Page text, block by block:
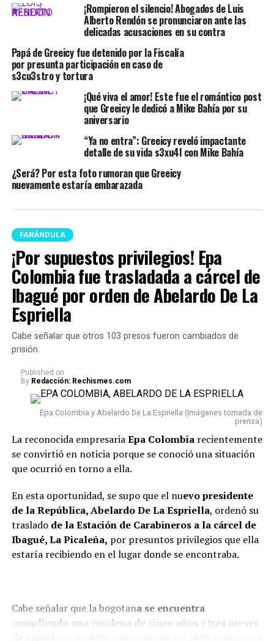
¡Rompieron el silencio! Abogados de Luis
Alberto Rendón se pronunciaron ante las
delicadas acusaciones en su contra
Papá de Greeicy fue detenido por la Fiscalía
por presunta participación en caso de
s3cu3stro y tortura
¡Qué viva el amor! Este fue el romántico post
que Greeicy le dedicó a Mike Bahía por su
aniversario
“Ya no entra”: Greeicy reveló impactante
detalle de su vida s3xu4l con Mike Bahía
¿Será? Por esta foto rumoran que Greeicy
nuevamente estaría embarazada
FARÁNDULA
¡Por supuestos privilegios! Epa
Colombia fue trasladada a cárcel de
Ibagué por orden de Abelardo De La
Espriella
Cabe señalar que otros 103 presos fueron cambiados de
prisión.
Published on
By Redacción: Rechismes.com
Epa Colombia y Abelardo De La Espriella (Imágenes tomada de
prensa)
La reconocida empresariaEpa Colombiarecientemente
se convirtió en noticia porque se conoció una situación
que ocurrió en torno a ella.
En esta oportunidad, se supo que el nuevo presidente
de la República, Abelardo De La Espriella, ordenó su
traslado de la Estación de Carabineros a la cárcel de
Ibagué, La Picaleña, por presuntos privilegios que ella
estaría recibiendo en el lugar donde se encontraba.
Cabe señalar que la bogotana se encuentra
cumpliendo una condena de cinco años y tres meses